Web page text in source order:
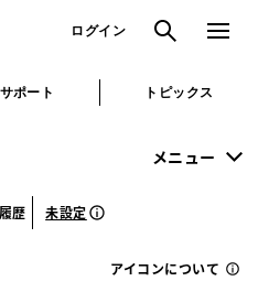
ログイン 検索 メニュ
ポート トピックス
メニュー
歴 未設定
アイコンについて